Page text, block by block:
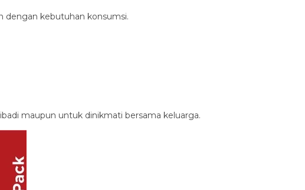
dengan kebutuhan konsumsi.
maupun untuk dinikmati bersama keluarga.